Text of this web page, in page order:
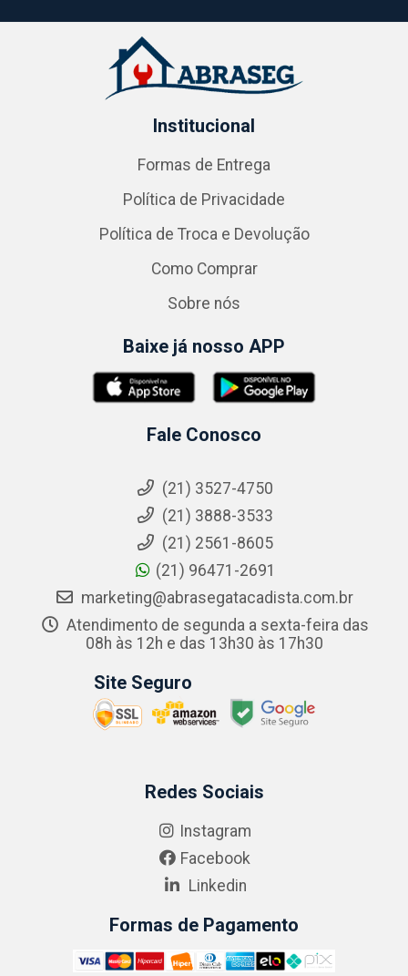
Institucional
Formas de Entrega
Política de Privacidade
Política de Troca e Devolução
Como Comprar
Sobre nós
Baixe já nosso APP
Fale Conosco
(21) 3527-4750
(21) 3888-3533
(21) 2561-8605
(21) 96471-2691
marketing@abrasegatacadista.com.br
Atendimento de segunda a sexta-feira das
08h às 12h e das 13h30 às 17h30
Site Seguro
Redes Sociais
Instagram
Facebook
Linkedin
Formas de Pagamento